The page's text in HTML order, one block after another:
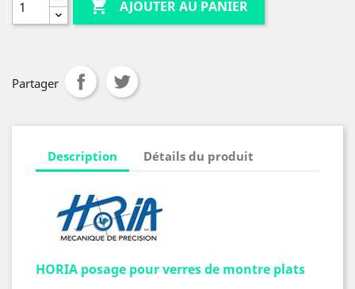
 AJOUTER AU PANIER
Partager
Description Détails du produit
HORIA posage pour verres de montre plats